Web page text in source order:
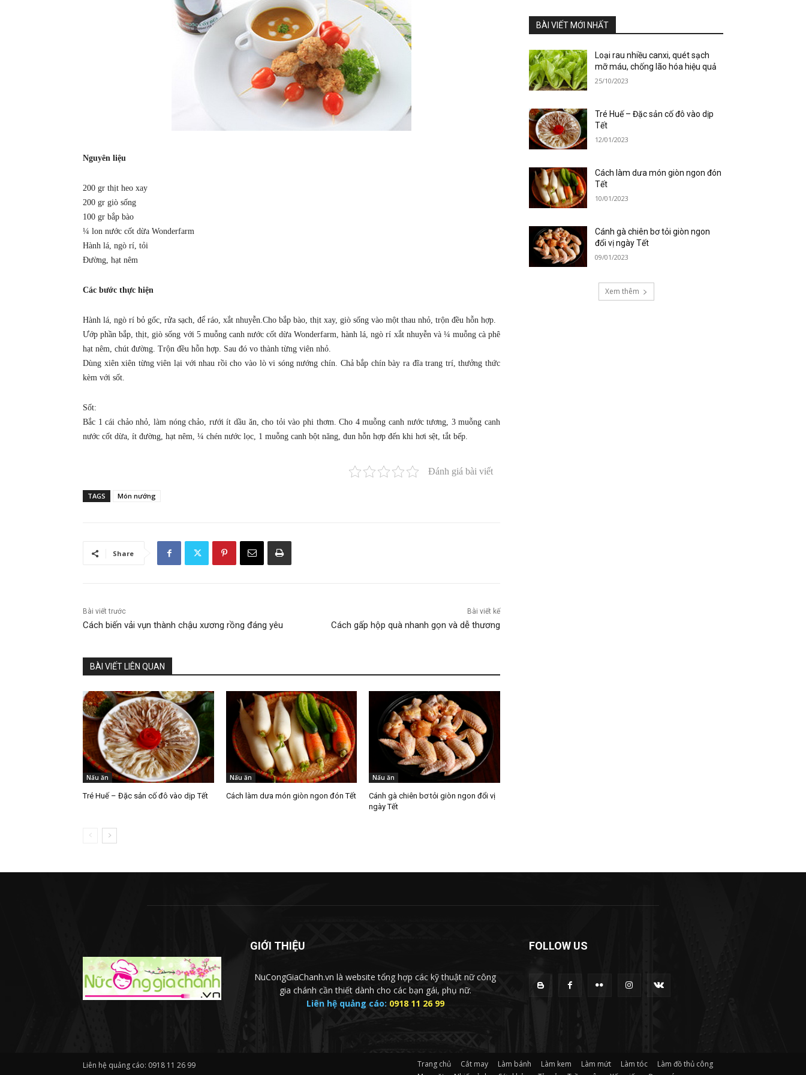
Nguyên liệu
200 gr thịt heo xay
200 gr giò sống
100 gr bắp bào
¼ lon nước cốt dừa Wonderfarm
Hành lá, ngò rí, tỏi
Đường, hạt nêm
Các bước thực hiện
Hành lá, ngò rí bỏ gốc, rửa sạch, để ráo, xắt nhuyễn.Cho bắp bào, thịt xay, giò sống vào một thau nhỏ, trộn đều hỗn hợp.
Ướp phần bắp, thịt, giò sống với 5 muỗng canh nước cốt dừa Wonderfarm, hành lá, ngò rí xắt nhuyễn và ¼ muỗng cà phê
hạt nêm, chút đường. Trộn đều hỗn hợp. Sau đó vo thành từng viên nhỏ.
Dùng xiên xiên từng viên lại với nhau rồi cho vào lò vi sóng nướng chín. Chả bắp chín bày ra đĩa trang trí, thưởng thức
kèm với sốt.
Sốt:
Bắc 1 cái chảo nhỏ, làm nóng chảo, rưới ít dầu ăn, cho tỏi vào phi thơm. Cho 4 muỗng canh nước tương, 3 muỗng canh
nước cốt dừa, ít đường, hạt nêm, ¼ chén nước lọc, 1 muỗng canh bột năng, đun hỗn hợp đến khi hơi sệt, tắt bếp.
Đánh giá bài viết
TAGS Món nướng
Share
Bài viết trước
Cách biến vải vụn thành chậu xương rồng đáng yêu
Bài viết kế
Cách gấp hộp quà nhanh gọn và dễ thương
BÀI VIẾT LIÊN QUAN
Nấu ăn
Tré Huế – Đặc sản cố đô vào dịp Tết
Nấu ăn
Cách làm dưa món giòn ngon đón Tết
Nấu ăn
Cánh gà chiên bơ tỏi giòn ngon đổi vị
ngày Tết
BÀI VIẾT MỚI NHẤT
Loại rau nhiều canxi, quét sạch
mỡ máu, chống lão hóa hiệu quả
25/10/2023
Tré Huế – Đặc sản cố đô vào dịp
Tết
12/01/2023
Cách làm dưa món giòn ngon đón
Tết
10/01/2023
Cánh gà chiên bơ tỏi giòn ngon
đổi vị ngày Tết
09/01/2023
Xem thêm
GIỚI THIỆU
NuCongGiaChanh.vn là website tổng hợp các kỹ thuật nữ công
gia chánh cần thiết dành cho các bạn gái, phụ nữ.
Liên hệ quảng cáo: 0918 11 26 99
FOLLOW US
Liên hệ quảng cáo: 0918 11 26 99 Trang chủ Cắt may Làm bánh Làm kem Làm mứt Làm tóc
Làm đồ thủ công